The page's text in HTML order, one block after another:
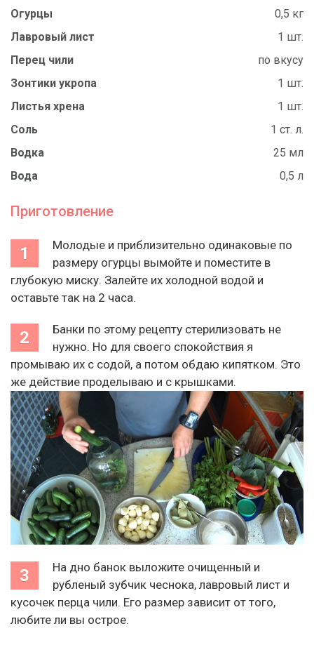
Огурцы
0,5 кг
Лавровый лист
1 шт.
Перец чили
по вкусу
Зонтики укропа
1 шт.
Листья хрена
1 шт.
Соль
1 ст. л.
Водка
25 мл
Вода
0,5 л
Приготовление
Молодые и приблизительно одинаковые по
размеру огурцы вымойте и поместите в
глубокую миску. Залейте их холодной водой и
оставьте так на 2 часа.
Банки по этому рецепту стерилизовать не
нужно. Но для своего спокойствия я
промываю их с содой, а потом обдаю кипятком. Это
же действие проделываю и с крышками.
На дно банок выложите очищенный и
рубленый зубчик чеснока, лавровый лист и
кусочек перца чили. Его размер зависит от того,
любите ли вы острое.